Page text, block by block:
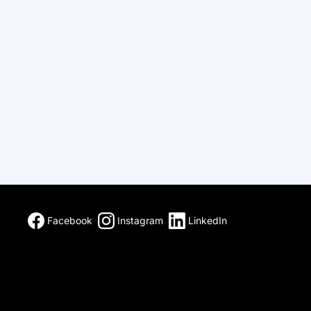
Facebook Instagram LinkedIn